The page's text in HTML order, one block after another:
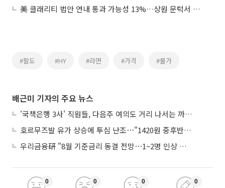
美 클래리티 법안 연내 통과 가능성 13%…상원 문턱서 제동
#팔도 #HY #라면 #가격 #물가
배근미 기자의 주요 뉴스
'국책은행 3사' 직원들, 다음주 여의도 거리 나서는 까닭은
호르무즈발 유가 상승에 투심 난조⋯"1420원 중후반 등락"
우리금융硏 "8월 기준금리 동결 전망⋯1~2명 인상 소수의견 낼 것"
0 0 0 0